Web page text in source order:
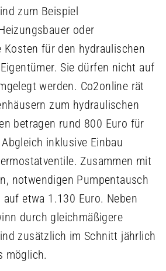
zum Beispiel
oder
Kosten für den hydraulischen
Sie dürfen nicht auf
werden. Co2online rät
zum hydraulischen
betragen rund 800 Euro für
inklusive Einbau
Zusammen mit
notwendigen Pumpentausch
etwa 1.130 Euro. Neben
durch gleichmäßigere
zusätzlich im Schnitt jährlich
möglich.